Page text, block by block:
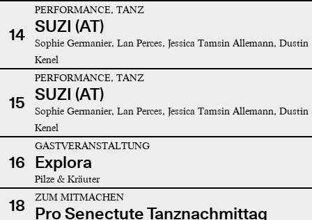
14
PERFORMANCE, TANZ
SUZI (AT)
Sophie Germanier, Lan Perces, Jessica Tamsin Allemann, Dustin
Kenel
15
PERFORMANCE, TANZ
SUZI (AT)
Sophie Germanier, Lan Perces, Jessica Tamsin Allemann, Dustin
Kenel
16
GASTVERANSTALTUNG
Explora
Pilze & Kräuter
18 ZUM MITMACHEN
Pro Senectute Tanznachmittag